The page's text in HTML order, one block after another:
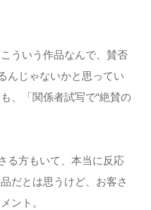
ういう作品なんで、賛否
んじゃないかと思ってい
、「関係者試写で“絶賛の
る方もいて、本当に反応
だとは思うけど、お客さ
ント。